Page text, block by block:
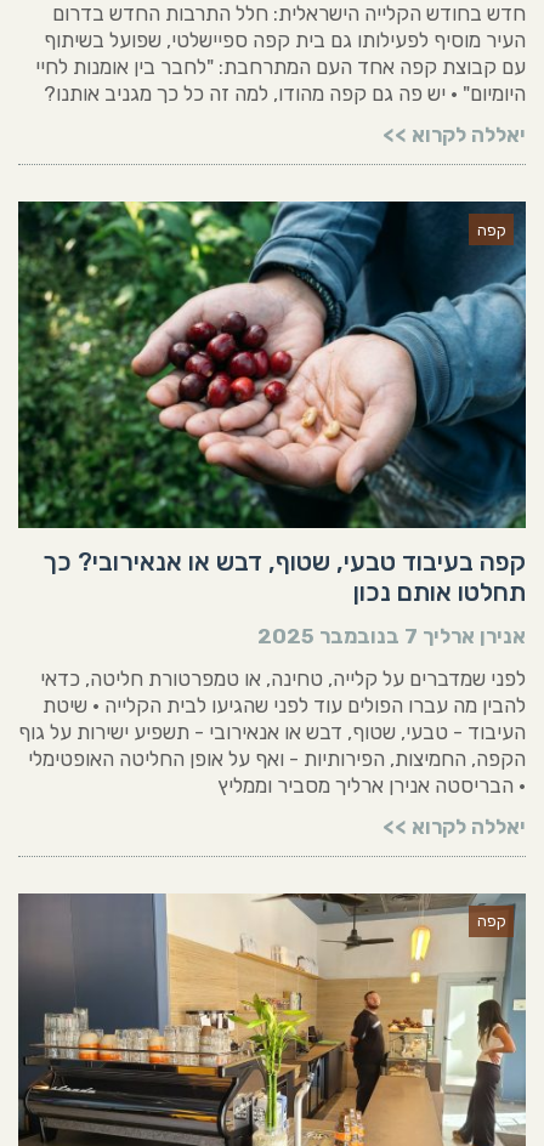
חדש בחודש הקלייה הישראלית: חלל התרבות החדש בדרום
העיר מוסיף לפעילותו גם בית קפה ספיישלטי, שפועל בשיתוף
עם קבוצת קפה אחד העם המתרחבת: "לחבר בין אומנות לחיי
היומיום" • יש פה גם קפה מהודו, למה זה כל כך מגניב אותנו?
יאללה לקרוא >>
קפה
קפה בעיבוד טבעי, שטוף, דבש או אנאירובי? כך
תחלטו אותם נכון
אנירן ארליך 7 בנובמבר 2025
לפני שמדברים על קלייה, טחינה, או טמפרטורת חליטה, כדאי
להבין מה עברו הפולים עוד לפני שהגיעו לבית הקלייה • שיטת
העיבוד - טבעי, שטוף, דבש או אנאירובי - תשפיע ישירות על גוף
הקפה, החמיצות, הפירותיות - ואף על אופן החליטה האופטימלי
• הבריסטה אנירן ארליך מסביר וממליץ
יאללה לקרוא >>
קפה